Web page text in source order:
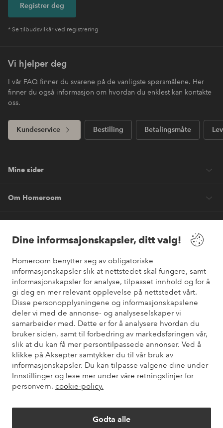
Dine informsajonskapsler, ditt valg!
Homeroom benytter seg av obligatoriske
informasjonskapsler slik at nettstedet skal fungere, samt
informasjonskapsler for analyse, tilpasset innhold og for å
gi deg en mer relevant opplevelse på nettstedet vårt.
Disse personopplysningene og informasjonskapslene
deler vi med de annonse- og analyseselskaper vi
samarbeider med. Dette er for å analysere hvordan du
bruker siden, samt til forbedring av markedsføringen vår,
slik at du kan få mer persontilpassede annonser. Ved å
klikke på Aksepter samtykker du til vår bruk av
informasjonskapsler. Du kan tilpasse valgene dine under
Innstillinger og lese mer under våre retningslinjer for
personvern. cookie-policy.
Godta alle
Registrer deg
* Se tilbudsvilkår ved registrering
Vi hjelper deg
I vår FAQ finner du svarene på de vanligste spørsmålene. Her
finner du også informasjon om hvordan du enklest kan kontakte
oss.
Kundeservice Bestilling Betalingsmåte
Mine sider
Om Homeroom
Venner
Sikre betalinger
Vil du vite mer om våre betalingsalternativer?
elpy